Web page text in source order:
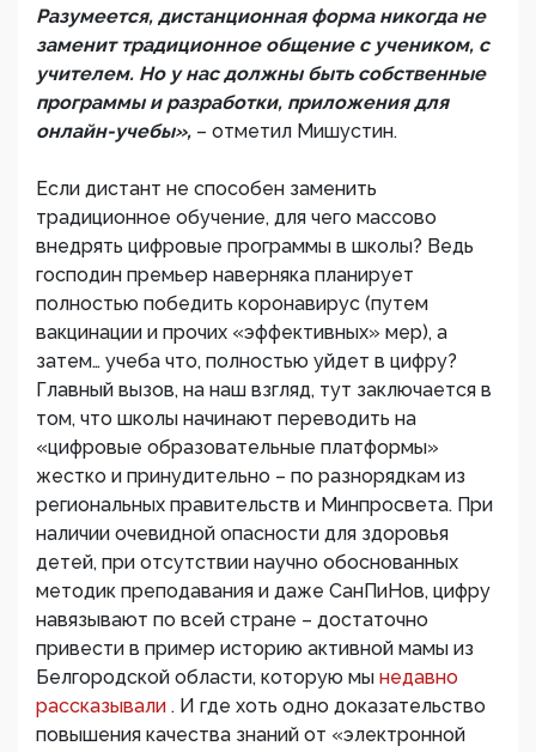
Разумеется, дистанционная форма никогда не
заменит традиционное общение с учеником, с
учителем. Но у нас должны быть собственные
программы и разработки, приложения для
онлайн-учебы», – отметил Мишустин.
Если дистант не способен заменить
традиционное обучение, для чего массово
внедрять цифровые программы в школы? Ведь
господин премьер наверняка планирует
полностью победить коронавирус (путем
вакцинации и прочих «эффективных» мер), а
затем… учеба что, полностью уйдет в цифру?
Главный вызов, на наш взгляд, тут заключается в
том, что школы начинают переводить на
«цифровые образовательные платформы»
жестко и принудительно – по разнорядкам из
региональных правительств и Минпросвета. При
наличии очевидной опасности для здоровья
детей, при отсутствии научно обоснованных
методик преподавания и даже СанПиНов, цифру
навязывают по всей стране – достаточно
привести в пример историю активной мамы из
Белгородской области, которую мы недавно
рассказывали . И где хоть одно доказательство
повышения качества знаний от «электронной